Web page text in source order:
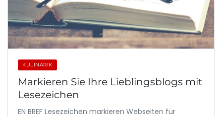
KULINARIK
Markieren Sie Ihre Lieblingsblogs mit
Lesezeichen
EN BREF Lesezeichen markieren Webseiten für